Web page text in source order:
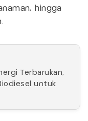
hingga
Terbarukan,
untuk